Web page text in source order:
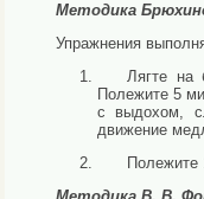
Методика
Упражнения
Лягте на
Полежите 5
с выдохом,
движение
Полежите